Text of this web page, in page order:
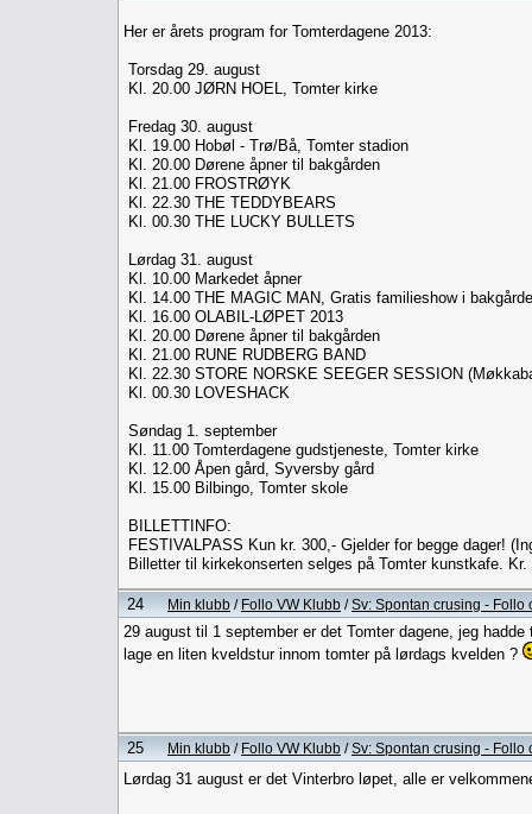
Her er årets program for Tomterdagene 2013:
Torsdag 29. august
Kl. 20.00 JØRN HOEL, Tomter kirke
Fredag 30. august
Kl. 19.00 Hobøl - Trø/Bå, Tomter stadion
Kl. 20.00 Dørene åpner til bakgården
Kl. 21.00 FROSTRØYK
Kl. 22.30 THE TEDDYBEARS
Kl. 00.30 THE LUCKY BULLETS
Lørdag 31. august
Kl. 10.00 Markedet åpner
Kl. 14.00 THE MAGIC MAN, Gratis familieshow i
Kl. 16.00 OLABIL-LØPET 2013
Kl. 20.00 Dørene åpner til bakgården
Kl. 21.00 RUNE RUDBERG BAND
Kl. 22.30 STORE NORSKE SEEGER SESSION
Kl. 00.30 LOVESHACK
Søndag 1. september
Kl. 11.00 Tomterdagene gudstjeneste, Tomter kirke
Kl. 12.00 Åpen gård, Syversby gård
Kl. 15.00 Bilbingo, Tomter skole
BILLETTINFO:
FESTIVALPASS Kun kr. 300,- Gjelder for begge dager!
Billetter til kirkekonserten selges på Tomter kunstkafe. Kr.
24 Min klubb / Follo VW Klubb /Sv: Spontan crusing - Follo
29 august til 1 september er det Tomter dagene, jeg
lage en liten kveldstur innom tomter på lørdags kvelden ?
25 Min klubb / Follo VW Klubb /Sv: Spontan crusing - Follo
Lørdag 31 august er det Vinterbro løpet, alle er